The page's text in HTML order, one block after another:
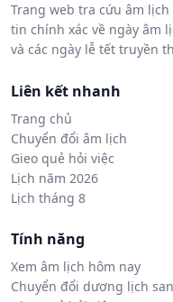
Trang web tra cứu âm
tin chính xác về ngày âm
và các ngày lễ tết truyền
Liên kết nhanh
Trang chủ
Chuyển đổi âm lịch
Gieo quẻ hỏi việc
Lịch năm 2026
Lịch tháng 8
Tính năng
Xem âm lịch hôm nay
Chuyển đổi dương lịch